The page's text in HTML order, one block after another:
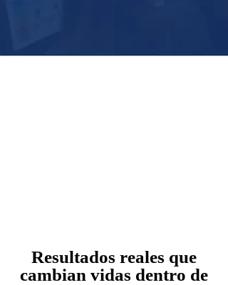
Resultados reales que
cambian vidas dentro de